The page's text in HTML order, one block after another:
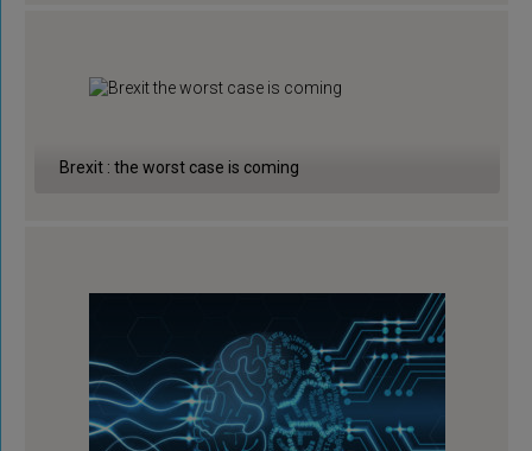
Brexit : the worst case is coming